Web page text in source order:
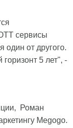
сервисы
один от другого.
5 лет", -
Роман
Megogo.